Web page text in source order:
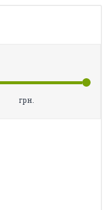
грн.